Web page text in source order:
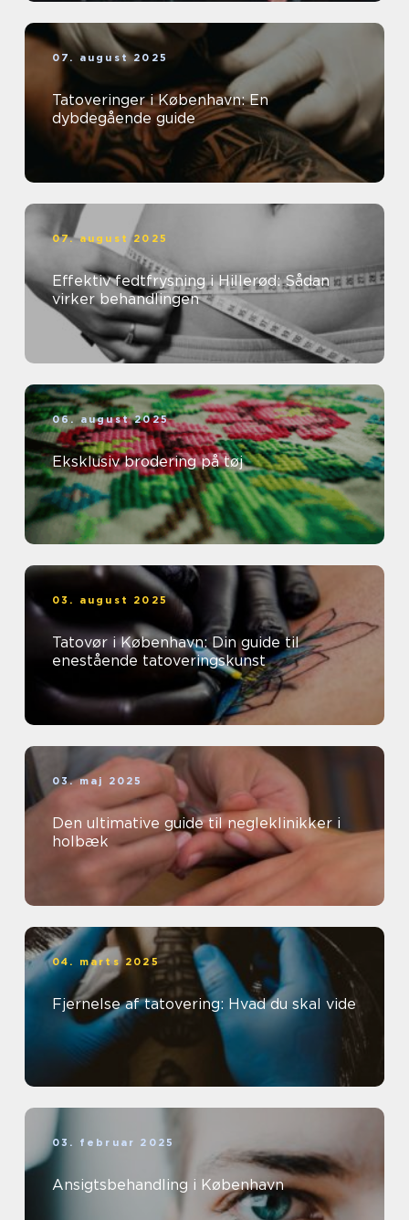
07. august 2025
Tatoveringer i København: En
dybdegående guide
07. august 2025
Effektiv fedtfrysning i Hillerød: Sådan
virker behandlingen
06. august 2025
Eksklusiv brodering på tøj
03. august 2025
Tatovør i København: Din guide til
enestående tatoveringskunst
03. maj 2025
Den ultimative guide til negleklinikker i
holbæk
04. marts 2025
Fjernelse af tatovering: Hvad du skal vide
03. februar 2025
Ansigtsbehandling i København